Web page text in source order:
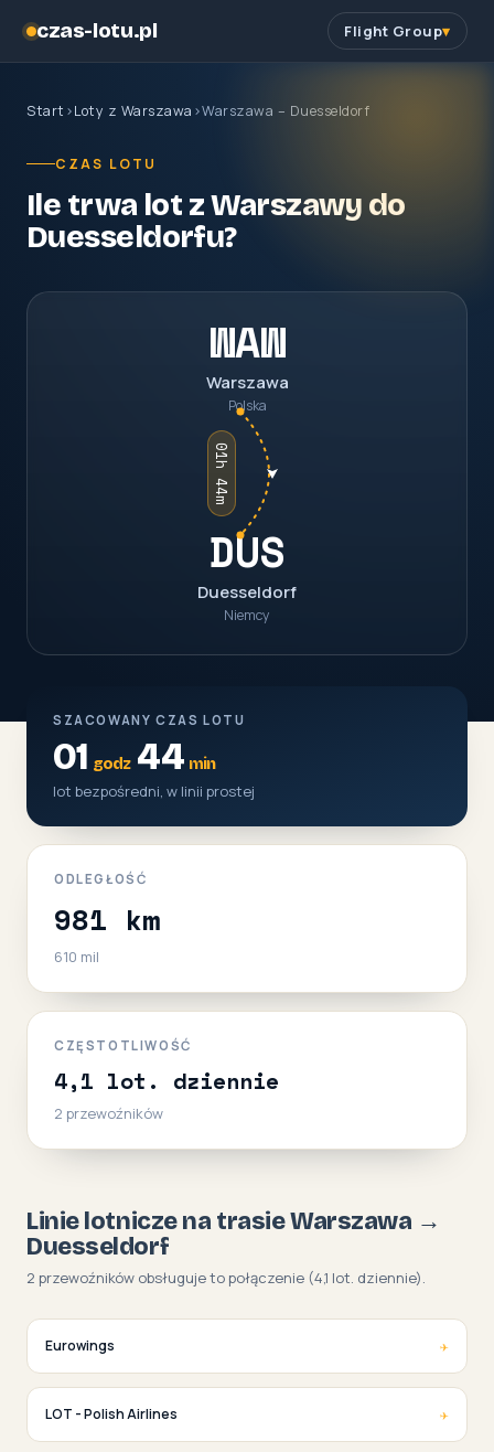
czas-lotu.pl Flight Group
Start ›Loty z Warszawa ›Warszawa – Duesseldorf
CZAS LOTU
Ile trwa lot z Warszawy do
Duesseldorfu?
WAW
Warszawa
Polska
01h 44m
DUS
Duesseldorf
Niemcy
SZACOWANY CZAS LOTU
01 godz44 min
lot bezpośredni, w linii prostej
ODLEGŁOŚĆ
981 km
610 mil
CZĘSTOTLIWOŚĆ
4,1 lot. dziennie
2 przewoźników
Linie lotnicze na trasie Warszawa →
Duesseldorf
2 przewoźników obsługuje to połączenie (4,1 lot. dziennie).
Eurowings ✈
LOT - Polish Airlines ✈